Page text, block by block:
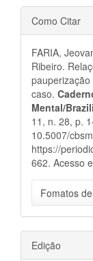
Detalhes
do
artigo
Como Citar
FARIA,
Ribeiro.
caso.
Mental/
11, n. 28, p.
10.5007/
https://
662. Acesso
Fomatos
Edição